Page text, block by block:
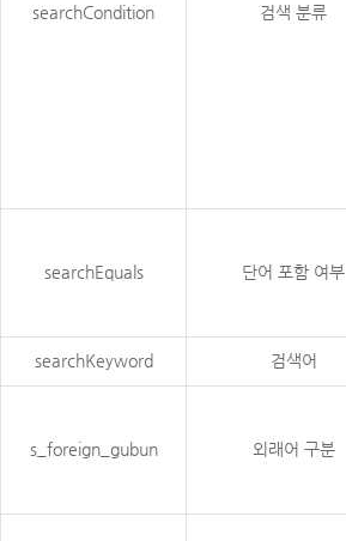
searchCondition 검색 분류
searchEquals 단어 포함 여부
searchKeyword 검색어
s_foreign_gubun 외래어 구분